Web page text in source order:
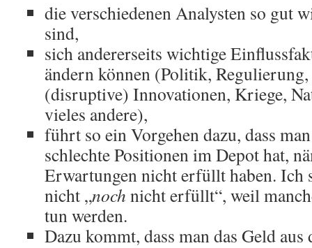
die verschiedenen Analysten so gut
sind,
sich andererseits wichtige
ändern können (Politik,
(disruptive) Innovationen, Kriege,
vieles andere),
führt so ein Vorgehen dazu, dass
schlechte Positionen im Depot hat,
Erwartungen nicht erfüllt haben. Ich
nicht „noch nicht erfüllt“, weil
tun werden.
Dazu kommt, dass man das Geld